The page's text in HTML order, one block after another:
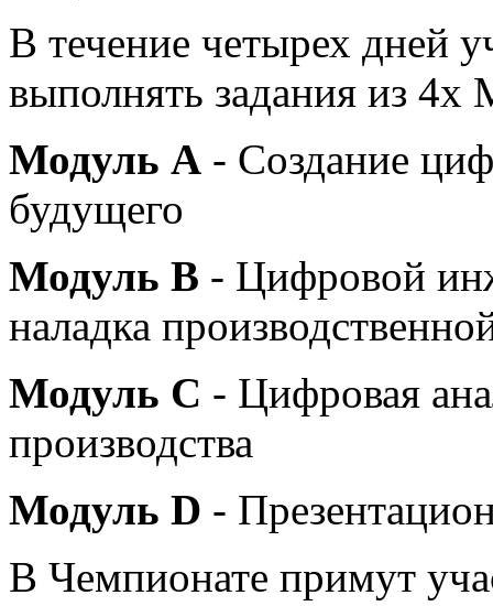
В течение четырех дней
выполнять задания из 4х
Модуль А - Создание
будущего
Модуль В - Цифровой
наладка
Модуль С - Цифровая
производства
Модуль D -
В Чемпионате примут